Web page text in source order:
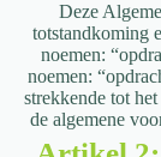
Deze
totstandkoming
noemen:
noemen:
strekkende tot
de algemene